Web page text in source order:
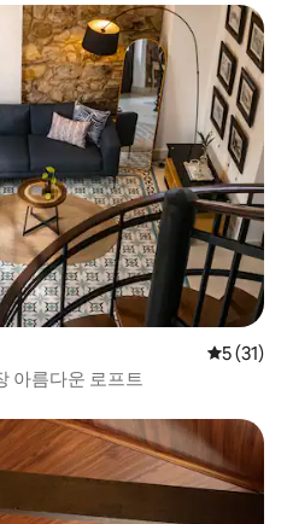
평점 5점
5 (31)
아름다운 로프트